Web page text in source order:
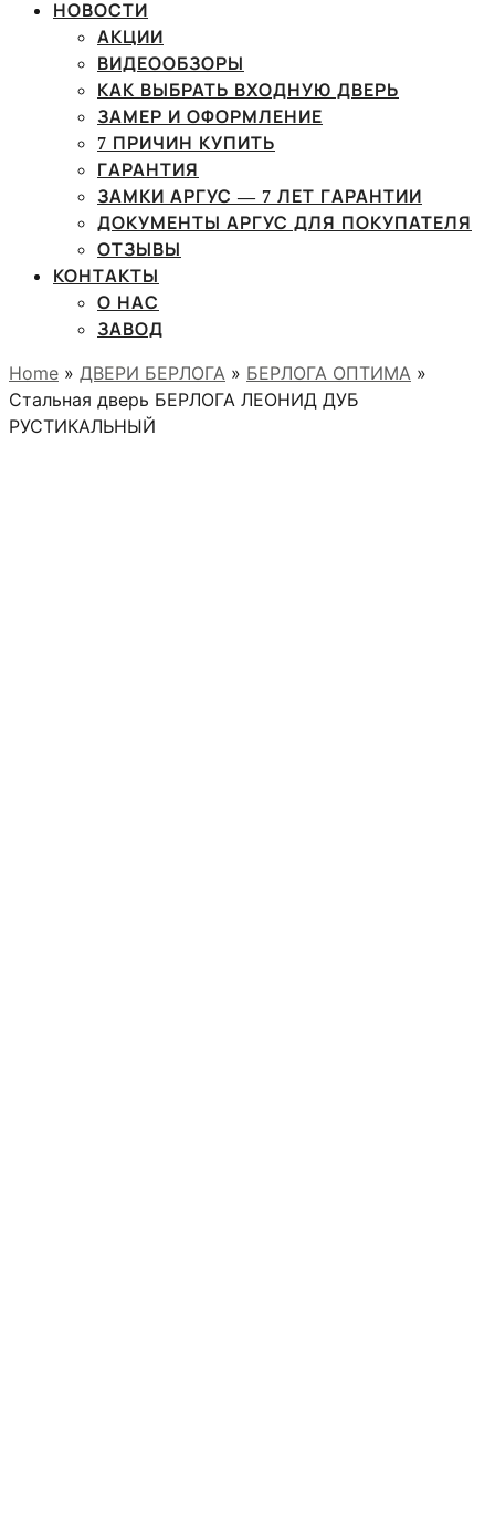
НОВОСТИ
АКЦИИ
ВИДЕООБЗОРЫ
КАК ВЫБРАТЬ ВХОДНУЮ ДВЕРЬ
ЗАМЕР И ОФОРМЛЕНИЕ
7 ПРИЧИН КУПИТЬ
ГАРАНТИЯ
ЗАМКИ АРГУС — 7 ЛЕТ ГАРАНТИИ
ДОКУМЕНТЫ АРГУС ДЛЯ ПОКУПАТЕЛЯ
ОТЗЫВЫ
КОНТАКТЫ
О НАС
ЗАВОД
Home » ДВЕРИ БЕРЛОГА » БЕРЛОГА ОПТИМА »
Стальная дверь БЕРЛОГА ЛЕОНИД ДУБ
РУСТИКАЛЬНЫЙ